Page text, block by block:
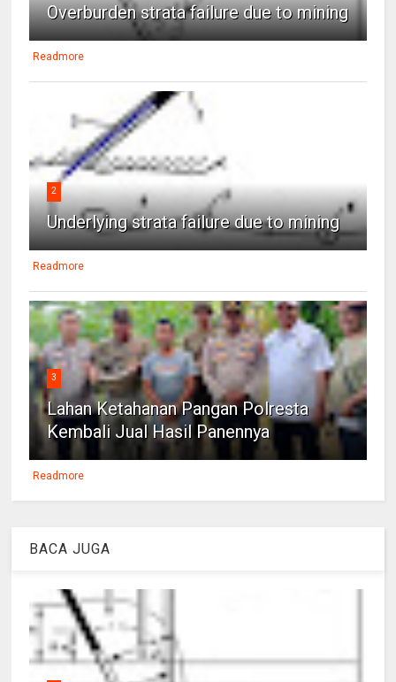
Overburden strata failure due to mining
Readmore
2
Underlying strata failure due to mining
Readmore
3
Lahan Ketahanan Pangan Polresta
Kembali Jual Hasil Panennya
Readmore
BACA JUGA